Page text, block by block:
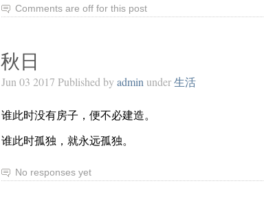
Comments are off for this post
秋日
Jun 03 2017 Published by admin under生活
谁此时没有房子，便不必建造。
谁此时孤独，就永远孤独。
No responses yet